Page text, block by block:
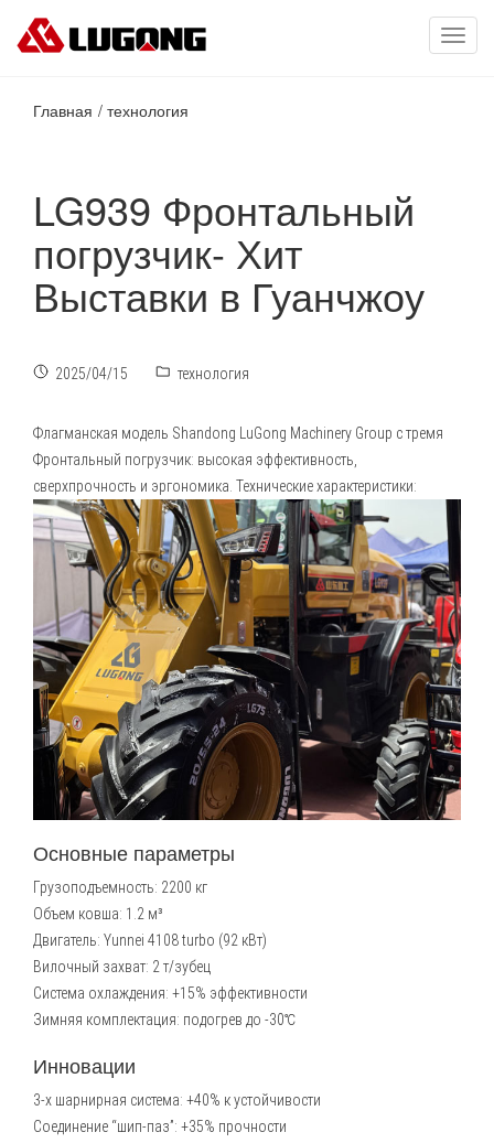
Главная технология
LG939 Фронтальный
погрузчик- Хит
Выставки в Гуанчжоу
2025/04/15 технология
Флагманская модель Shandong LuGong Machinery Group с тремя
Фронтальный погрузчик: высокая эффективность,
сверхпрочность и эргономика. Технические характеристики:
Основные параметры
Грузоподъемность: 2200 кг
Объем ковша: 1.2 м³
Двигатель: Yunnei 4108 turbo (92 кВт)
Вилочный захват: 2 т/зубец
Система охлаждения: +15% эффективности
Зимняя комплектация: подогрев до -30℃
Инновации
3-х шарнирная система: +40% к устойчивости
Соединение “шип-паз”: +35% прочности